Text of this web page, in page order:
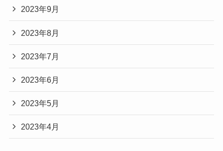
2023年9月
2023年8月
2023年7月
2023年6月
2023年5月
2023年4月